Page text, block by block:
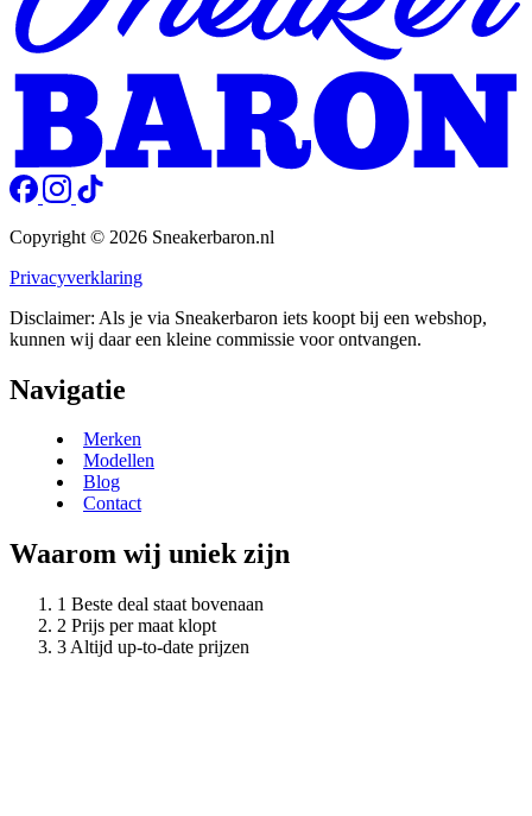
Copyright © 2026 Sneakerbaron.nl
Privacyverklaring
Disclaimer: Als je via Sneakerbaron iets koopt bij een webshop,
kunnen wij daar een kleine commissie voor ontvangen.
Navigatie
Merken
Modellen
Blog
Contact
Waarom wij uniek zijn
Beste deal staat bovenaan
Prijs per maat klopt
Altijd up-to-date prijzen